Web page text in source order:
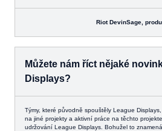
Riot DevinSage,
Můžete nám říct nějaké
Displays?
Týmy, které původně spouštěly League
na jiné projekty a aktivní práce na těchto
udržování League Displays. Bohužel to